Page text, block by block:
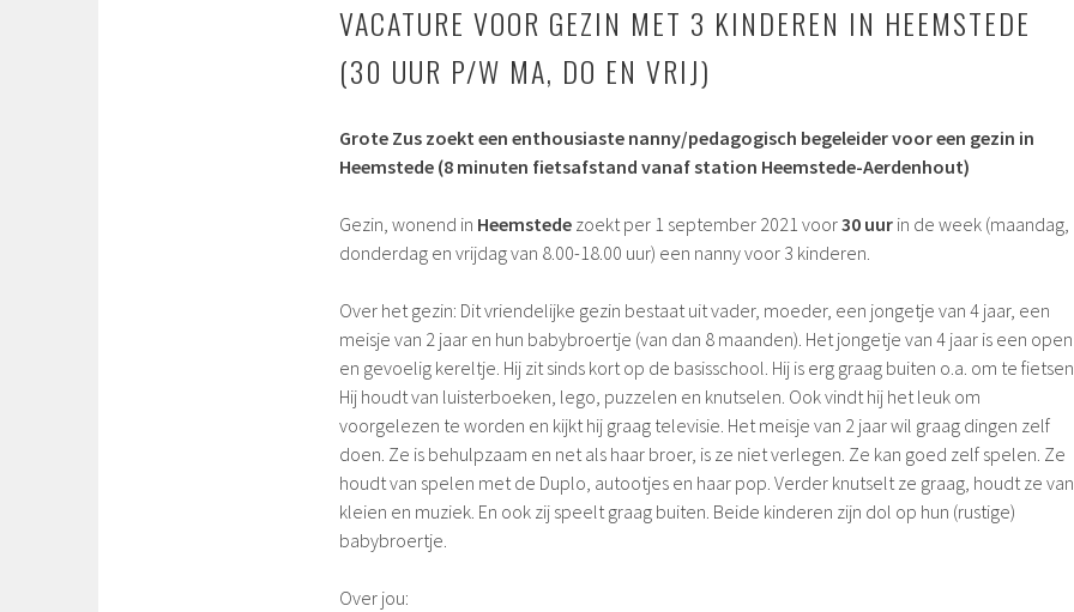
VACATURE VOOR GEZIN MET 3 KINDEREN IN HEEMSTEDE
(30 UUR P/W MA, DO EN VRIJ)
Grote Zus zoekt een enthousiaste nanny/pedagogisch begeleider voor een gezin in
Heemstede (8 minuten fietsafstand vanaf station Heemstede-Aerdenhout)
Gezin, wonend in Heemstede zoekt per 1 september 2021 voor30 uur in de week (maandag,
donderdag en vrijdag van 8.00-18.00 uur) een nanny voor 3 kinderen.
Over het gezin: Dit vriendelijke gezin bestaat uit vader, moeder, een jongetje van 4 jaar, een
meisje van 2 jaar en hun babybroertje (van dan 8 maanden). Het jongetje van 4 jaar is een open
en gevoelig kereltje. Hij zit sinds kort op de basisschool. Hij is erg graag buiten o.a. om te
Hij houdt van luisterboeken, lego, puzzelen en knutselen. Ook vindt hij het leuk om
voorgelezen te worden en kijkt hij graag televisie. Het meisje van 2 jaar wil graag dingen zelf
doen. Ze is behulpzaam en net als haar broer, is ze niet verlegen. Ze kan goed zelf spelen. Ze
houdt van spelen met de Duplo, autootjes en haar pop. Verder knutselt ze graag, houdt ze van
kleien en muziek. En ook zij speelt graag buiten. Beide kinderen zijn dol op hun (rustige)
babybroertje.
Over jou: